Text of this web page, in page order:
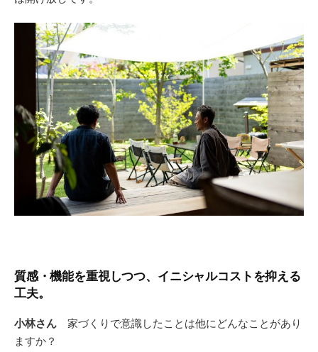
質感・機能を重視しつつ、イニシャルコストを抑える
工夫。
小林さん 家づくりで意識したことは他にどんなことがあり
ますか？